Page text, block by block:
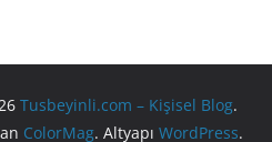
Tusbeyinli.com – Kişisel Blog.
ColorMag. Altyapı WordPress.